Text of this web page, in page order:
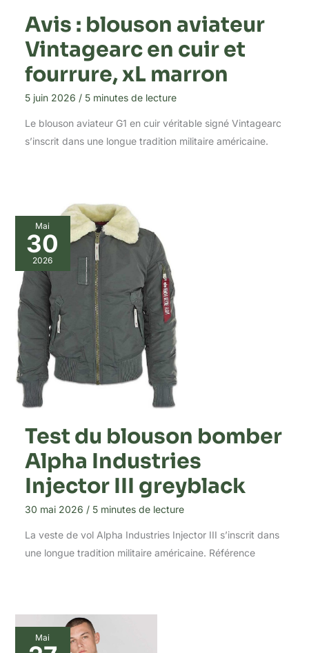
Avis : blouson aviateur
Vintagearc en cuir et
fourrure, xL marron
5 juin 2026 / 5 minutes de lecture
Le blouson aviateur G1 en cuir véritable signé Vintagearc
s’inscrit dans une longue tradition militaire américaine.
Mai
30
2026
Test du blouson bomber
Alpha Industries
Injector III greyblack
30 mai 2026 / 5 minutes de lecture
La veste de vol Alpha Industries Injector III s’inscrit dans
une longue tradition militaire américaine. Référence
Mai